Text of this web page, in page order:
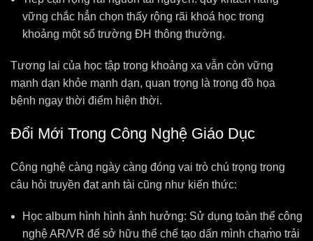
vững chắc hẳn chọn thấy rộng rãi khoá học trong
khoảng một số trường ĐH thông thường.
Tương lai của học tập trong khoảng xa vẫn còn vững
mạnh dạn khỏe mạnh dạn, quan trọng là trong đồ họa
bệnh ngay thời điểm hiện thời.
Đổi Mới Trong Công Nghệ Giáo Dục
Công nghệ càng ngày càng đóng vai trò chú trọng trong
câu hỏi truyền đạt anh tài cũng như kiến thức:
Học album hình hình ảnh hưởng: Sử dụng toàn thể công
nghệ AR/VR để sở hữu thể chế tạo dấn mình chạm̀o trải